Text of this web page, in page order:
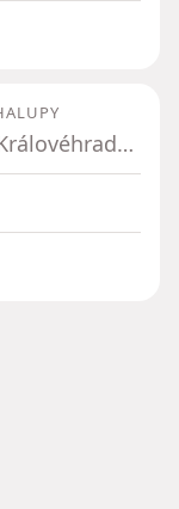
Rudník - Bolkov, Královéhradecký kraj